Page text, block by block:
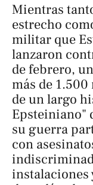
Mientras
estrecho
militar que
lanzaron
de febrero,
más de
de un largo
Epsteiniano"
su guerra
con
instalaciones